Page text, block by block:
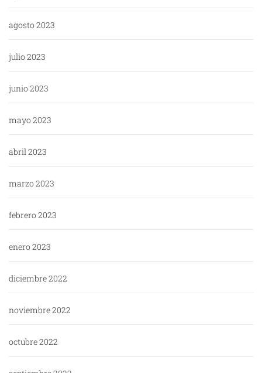
agosto 2023
julio 2023
junio 2023
mayo 2023
abril 2023
marzo 2023
febrero 2023
enero 2023
diciembre 2022
noviembre 2022
octubre 2022